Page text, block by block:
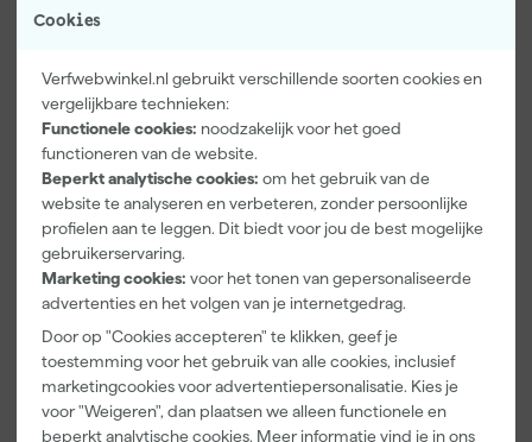
Cookies
Verfwebwinkel.nl gebruikt verschillende soorten cookies en
vergelijkbare technieken:
Functionele cookies: noodzakelijk voor het goed
functioneren van de website.
Beperkt analytische cookies: om het gebruik van de
website te analyseren en verbeteren, zonder persoonlijke
profielen aan te leggen. Dit biedt voor jou de best mogelijke
gebruikerservaring.
Marketing cookies: voor het tonen van gepersonaliseerde
advertenties en het volgen van je internetgedrag.
Door op "Cookies accepteren" te klikken, geef je
toestemming voor het gebruik van alle cookies, inclusief
marketingcookies voor advertentiepersonalisatie. Kies je
voor "Weigeren", dan plaatsen we alleen functionele en
beperkt analytische cookies. Meer informatie vind je in ons
Kip Tape
3888-27
Masker met
Washi Tape -
2,7 x 20m
Morgen
bezorgd
Afgelopen 30 dgn
Surface
Ontvetter &
ReinigerConc
entraat 1L
Morgen
bezorgd